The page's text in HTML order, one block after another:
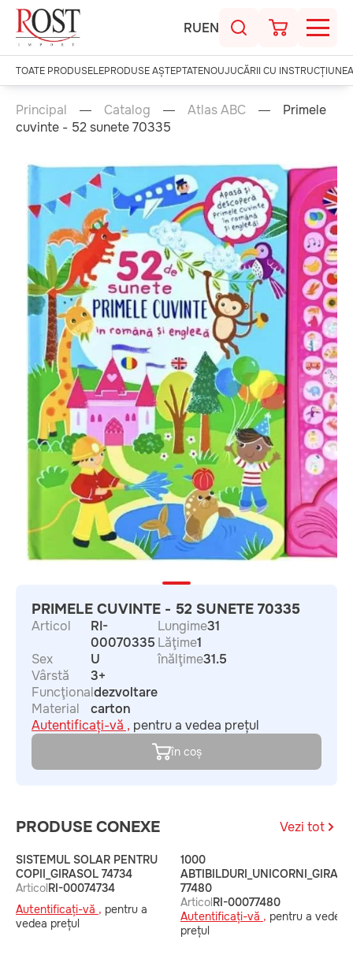
RUEN
TOATE PRODUSELEPRODUSE AȘTEPTATENOUJUCĂRII CU
Principal Catalog Atlas ABC
Primele
cuvinte - 52 sunete 70335
PRIMELE CUVINTE - 52 SUNETE 70335
Articol
RI-
00070335
Sex
U
Vârstă
3+
Funcţionaldezvoltare
Material
carton
Lungime31
Lăţime1
înălţime31.5
Autentificați-vă , pentru a vedea prețul
în coș
PRODUSE CONEXE Vezi tot
SISTEMUL SOLAR PENTRU
COPII_GIRASOL 74734
ArticolRI-00074734
Autentificați-vă , pentru a
vedea prețul
1000
77480
ArticolRI-00077480
Autentificați-vă , pentru a vedea
prețul